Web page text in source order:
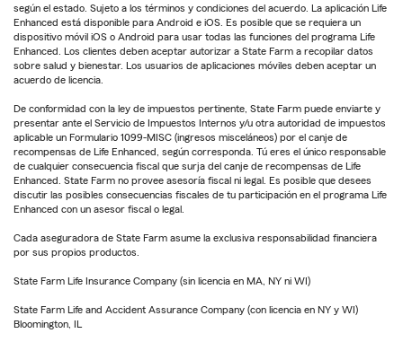
según el estado. Sujeto a los términos y condiciones del acuerdo. La aplicación Life
Enhanced está disponible para Android e iOS. Es posible que se requiera un
dispositivo móvil iOS o Android para usar todas las funciones del programa Life
Enhanced. Los clientes deben aceptar autorizar a State Farm a recopilar datos
sobre salud y bienestar. Los usuarios de aplicaciones móviles deben aceptar un
acuerdo de licencia.
De conformidad con la ley de impuestos pertinente, State Farm puede enviarte y
presentar ante el Servicio de Impuestos Internos y/u otra autoridad de impuestos
aplicable un Formulario 1099-MISC (ingresos misceláneos) por el canje de
recompensas de Life Enhanced, según corresponda. Tú eres el único responsable
de cualquier consecuencia fiscal que surja del canje de recompensas de Life
Enhanced. State Farm no provee asesoría fiscal ni legal. Es posible que desees
discutir las posibles consecuencias fiscales de tu participación en el programa Life
Enhanced con un asesor fiscal o legal.
Cada aseguradora de State Farm asume la exclusiva responsabilidad financiera
por sus propios productos.
State Farm Life Insurance Company (sin licencia en MA, NY ni WI)
State Farm Life and Accident Assurance Company (con licencia en NY y WI)
Bloomington, IL